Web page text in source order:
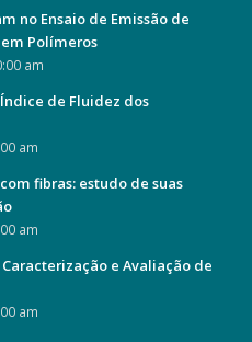
no Ensaio de Emissão de
Polímeros
am
de Fluidez dos
am
fibras: estudo de suas
am
e Avaliação de
am